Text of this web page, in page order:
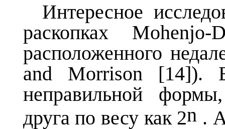
Интересное
раскопках Mohenjo-
расположенного
and
Morrison[14]).
неправильной
друга по весу как 2n .